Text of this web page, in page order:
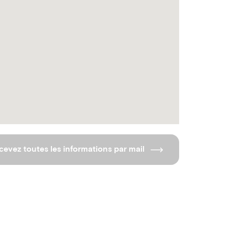
toutes les informations par mail